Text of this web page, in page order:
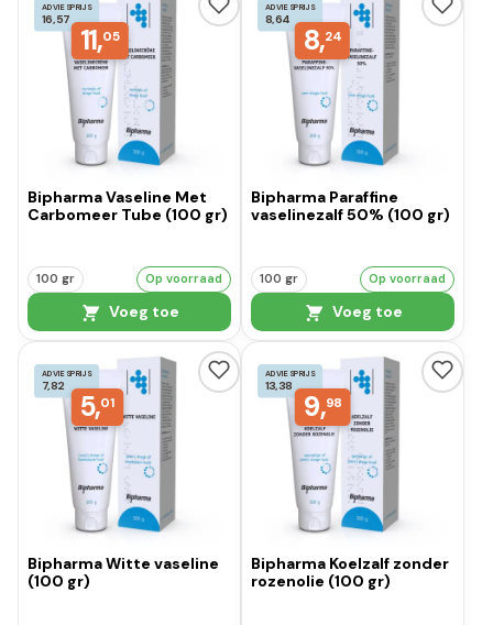
ADVIESPRIJS
16,57
11,05
Bipharma Vaseline Met
Carbomeer Tube (100 gr)
100 gr Op voorraad
Voeg toe
ADVIESPRIJS
8,64
8,24
Bipharma Paraffine
vaselinezalf 50% (100 gr)
100 gr Op voorraad
Voeg toe
ADVIESPRIJS
7,82
5,01
Bipharma Witte vaseline
(100 gr)
ADVIESPRIJS
13,38
9,98
Bipharma Koelzalf zonder
rozenolie (100 gr)